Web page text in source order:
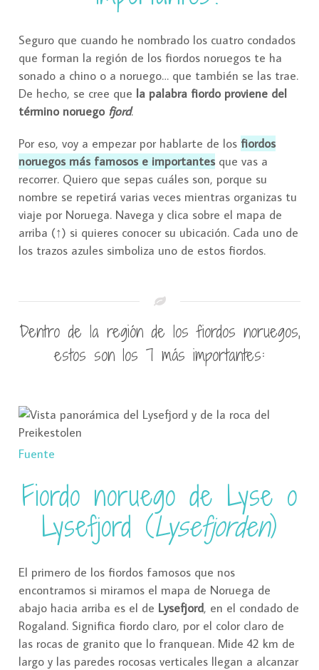
Seguro que cuando he nombrado los cuatro condados
que forman la región de los fiordos noruegos te ha
sonado a chino o a noruego… que también se las trae.
De hecho, se cree que la palabra fiordo proviene del
término noruego fjord.
Por eso, voy a empezar por hablarte de los fiordos
noruegos más famosos e importantes que vas a
recorrer. Quiero que sepas cuáles son, porque su
nombre se repetirá varias veces mientras organizas tu
viaje por Noruega. Navega y clica sobre el mapa de
arriba (↑) si quieres conocer su ubicación. Cada uno de
los trazos azules simboliza uno de estos fiordos.
Dentro de la región de los fiordos noruegos,
estos son los 7 más importantes:
Fuente
Fiordo noruego de Lyse o
Lysefjord (Lysefjorden)
El primero de los fiordos famosos que nos
encontramos si miramos el mapa de Noruega de
abajo hacia arriba es el de Lysefjord, en el condado de
Rogaland. Significa fiordo claro, por el color claro de
las rocas de granito que lo franquean. Mide 42 km de
largo y las paredes rocosas verticales llegan a alcanzar